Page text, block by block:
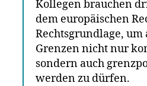
Kollegen brauchen
dem europäischen
Rechtsgrundlage, um
Grenzen nicht nur
sondern auch
werden zu dürfen.